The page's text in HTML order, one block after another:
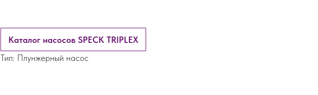
Каталог насосов SPECK TRIPLEX
Тип: Плунжерный насос